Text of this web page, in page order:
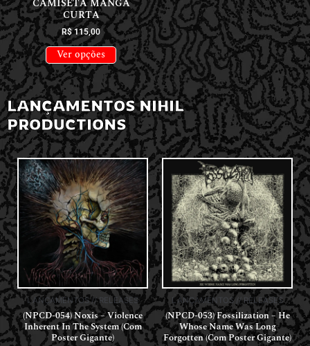
CAMISETA MANGA
CURTA
R$115,00
Ver opções
LANÇAMENTOS NIHIL
PRODUCTIONS
LANÇAMENTOS // RELEASES
(NPCD-054) Noxis – Violence
Inherent In The System (Com
Poster Gigante)
LANÇAMENTOS // RELEASES
(NPCD-053) Fossilization – He
Whose Name Was Long
Forgotten (Com Poster Gigante)